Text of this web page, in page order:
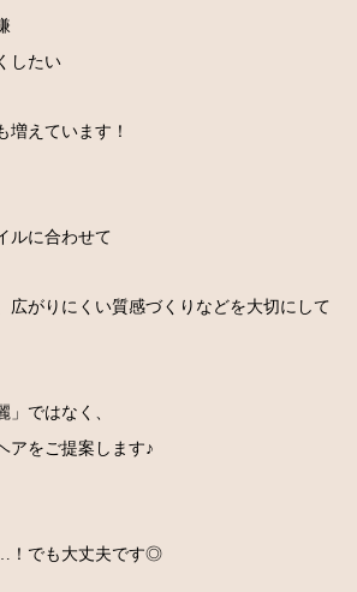
したい
増えています！
ルに合わせて
広がりにくい質感づくりなどを大切にして
」ではなく、
アをご提案します♪
！でも大丈夫です◎